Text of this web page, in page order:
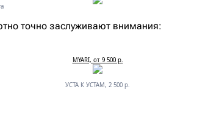
точно заслуживают внимания:
MYARI, от 9 500 р.
УСТА К УСТАМ, 2 500 р.